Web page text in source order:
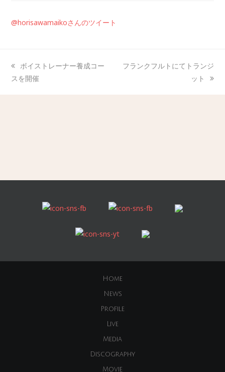
@horisawamaikoさんのツイート
ボイストレーナー養成コー
スを開催
フランクフルトにてトランジ
ット
Home
News
Profile
Live
Media
Discography
Movie